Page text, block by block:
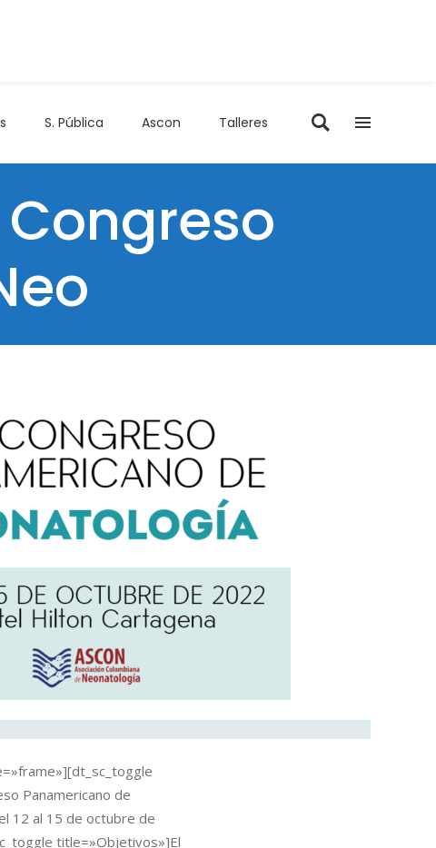
S. Pública Ascon Talleres
Panamericano de
12 al 15 de octubre de
title=»Objetivos»]El